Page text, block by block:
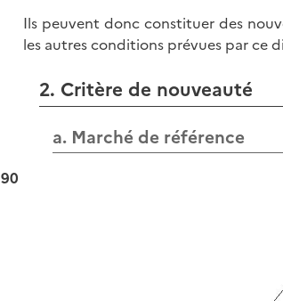
Ils peuvent donc constituer des
les autres conditions prévues par ce
2. Critère de nouveauté
a. Marché de référence
90